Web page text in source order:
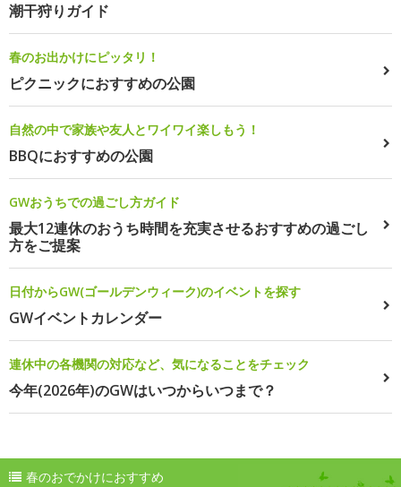
潮干狩りガイド
春のお出かけにピッタリ！
ピクニックにおすすめの公園
自然の中で家族や友人とワイワイ楽しもう！
BBQにおすすめの公園
GWおうちでの過ごし方ガイド
最大12連休のおうち時間を充実させるおすすめの過ごし
方をご提案
日付からGW(ゴールデンウィーク)のイベントを探す
GWイベントカレンダー
連休中の各機関の対応など、気になることをチェック
今年(2026年)のGWはいつからいつまで？
春のおでかけにおすすめ